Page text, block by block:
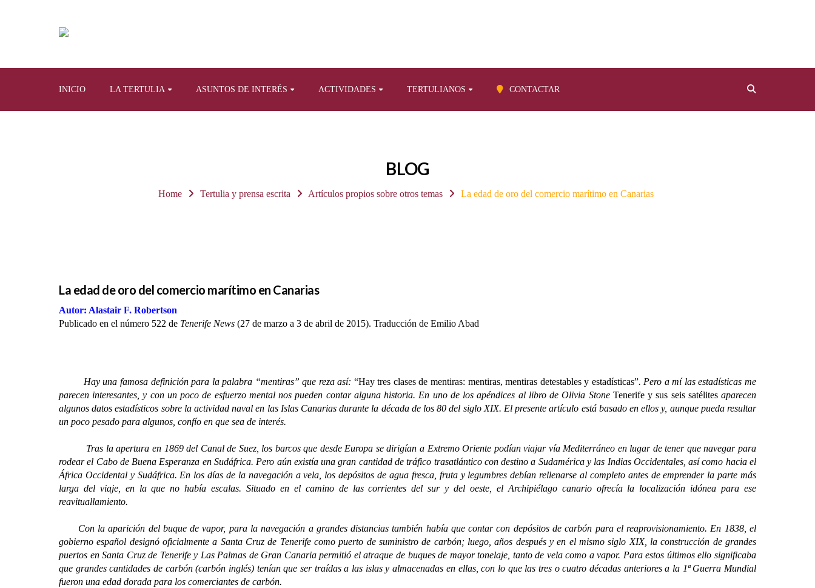
INICIO LA TERTULIA ASUNTOS DE INTERÉS ACTIVIDADES TERTULIANOS CONTACTAR
BLOG
Home Tertulia y prensa escrita Artículos propios sobre otros temas La edad de oro del comercio marítimo en Canarias
La edad de oro del comercio marítimo en Canarias
Autor: Alastair F. Robertson
Publicado en el número 522 de Tenerife News (27 de marzo a 3 de abril de 2015). Traducción de Emilio Abad
Hay una famosa definición para la palabra “mentiras” que reza así: “Hay tres clases de mentiras: mentiras, mentiras detestables y estadísticas”. Pero a mí las estadísticas me
parecen interesantes, y con un poco de esfuerzo mental nos pueden contar alguna historia. En uno de los apéndices al libro de Olivia Stone Tenerife y sus seis satélitesaparecen
algunos datos estadísticos sobre la actividad naval en las Islas Canarias durante la década de los 80 del siglo XIX. El presente artículo está basado en ellos y, aunque pueda resultar
un poco pesado para algunos, confío en que sea de interés.
Tras la apertura en 1869 del Canal de Suez, los barcos que desde Europa se dirigían a Extremo Oriente podían viajar vía Mediterráneo en lugar de tener que navegar para
rodear el Cabo de Buena Esperanza en Sudáfrica. Pero aún existía una gran cantidad de tráfico trasatlántico con destino a Sudamérica y las Indias Occidentales, así como hacia el
África Occidental y Sudáfrica. En los días de la navegación a vela, los depósitos de agua fresca, fruta y legumbres debían rellenarse al completo antes de emprender la parte más
larga del viaje, en la que no había escalas. Situado en el camino de las corrientes del sur y del oeste, el Archipiélago canario ofrecía la localización idónea para ese
reavituallamiento.
Con la aparición del buque de vapor, para la navegación a grandes distancias también había que contar con depósitos de carbón para el reaprovisionamiento. En 1838, el
gobierno español designó oficialmente a Santa Cruz de Tenerife como puerto de suministro de carbón; luego, años después y en el mismo siglo XIX, la construcción de grandes
puertos en Santa Cruz de Tenerife y Las Palmas de Gran Canaria permitió el atraque de buques de mayor tonelaje, tanto de vela como a vapor. Para estos últimos ello significaba
que grandes cantidades de carbón (carbón inglés) tenían que ser traídas a las islas y almacenadas en ellas, con lo que las tres o cuatro décadas anteriores a la 1ª Guerra Mundial
fueron una edad dorada para los comerciantes de carbón.